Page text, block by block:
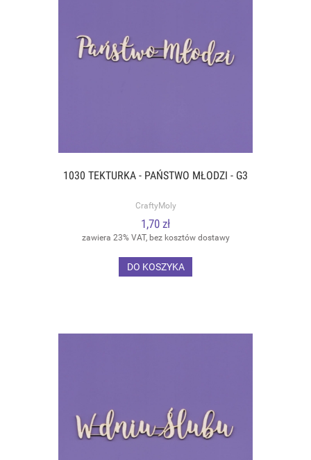
1030 TEKTURKA - PAŃSTWO MŁODZI - G3
CraftyMoly
1,70 zł
zawiera 23% VAT, bez kosztów dostawy
DO KOSZYKA